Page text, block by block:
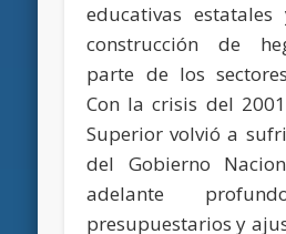
educativas
construcción de
parte de los
Con la crisis del
Superior volvió a
del Gobierno
adelante
presupuestarios y